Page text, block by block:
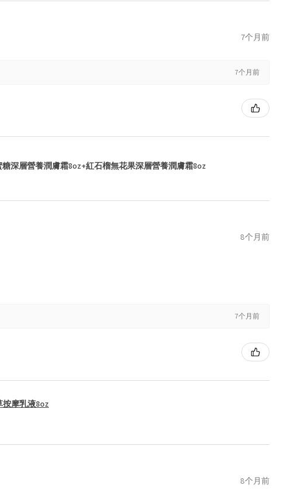
7个月前
7个月前
深層營養潤膚霜8oz+紅石榴無花果深層營養潤膚霜8oz
8个月前
7个月前
按摩乳液8oz
8个月前